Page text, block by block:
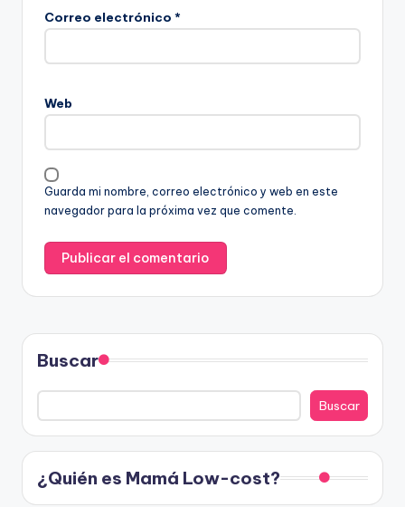
Correo electrónico *
Web
Guarda mi nombre, correo electrónico y web en este
navegador para la próxima vez que comente.
Buscar
Buscar
¿Quién es Mamá Low-cost?